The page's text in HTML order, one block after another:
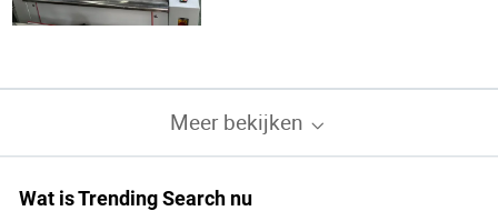
Meer bekijken
Wat is Trending Search nu